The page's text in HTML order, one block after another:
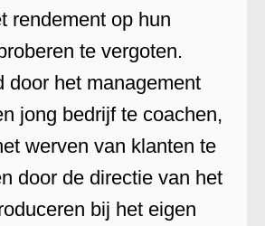
rendement op hun
te vergoten.
door het management
jong bedrijf te coachen,
werven van klanten te
door de directie van het
bij het eigen